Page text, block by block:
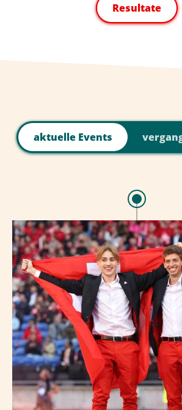
Resultate
aktuelle Events